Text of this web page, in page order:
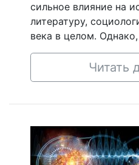
сильное влияние на
литературу,
века в целом.
Читать